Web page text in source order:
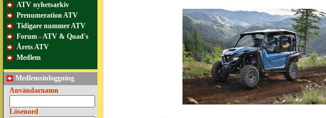
ATV nyhetsarkiv
Prenumeration ATV
Tidigare nummer ATV
Forum - ATV & Quad's
Årets ATV
Medlem
Medlemsinloggning
Användarnamn
Lösenord